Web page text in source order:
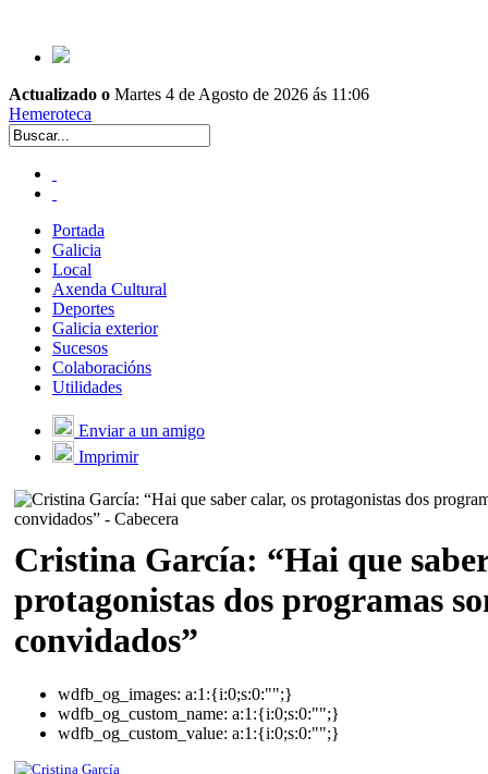
Actualizado o Martes 4 de Agosto de 2026 ás 11:06
Hemeroteca
Portada
Galicia
Local
Axenda Cultural
Deportes
Galicia exterior
Sucesos
Colaboracións
Utilidades
Enviar a un amigo
Imprimir
Cristina García: “Hai que
protagonistas dos programas
convidados”
wdfb_og_images: a:1:{i:0;s:0:"";}
wdfb_og_custom_name: a:1:{i:0;s:0:"";}
wdfb_og_custom_value: a:1:{i:0;s:0:"";}